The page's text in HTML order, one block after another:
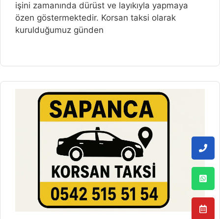
işini zamanında dürüst ve layıkıyla yapmaya
özen göstermektedir. Korsan taksi olarak
kurulduğumuz günden